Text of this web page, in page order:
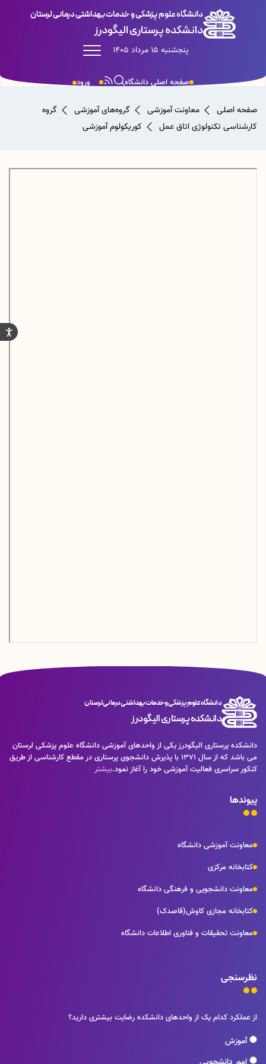
دانشگاه علوم پزشکی و خدمات بهداشتی درمانی لرستان
دانشکده پرستاری الیگودرز
پنجشنبه 15 مرداد 1405
ورود صفحه اصلی دانشگاه
صفحه اصلی معاونت آموزشی گروه‌های آموزشی
گروه
کارشناسی تکنولوژی اتاق عمل
کوریکولوم آموزشی
دانشگاه علوم پزشکی و خدمات بهداشتی درمانی لرستان
دانشکده پرستاری الیگودرز
دانشکده پرستاری الیگودرز یکی از واحدهای آموزشی دانشگاه علوم پزشکی لرستان
می باشد که از سال 1371 با پذیرش دانشجوی پرستاری در مقطع کارشناسی از طریق
کنکور سراسری فعالیت آموزشی خود را آغاز نمود.بیشتر
پیوندها
معاونت آموزشی دانشگاه
کتابخانه مرکزی
معاونت دانشجویی و فرهنگی دانشگاه
کتابخانه مجازی کاوش(قاصدک)
معاونت تحقیقات و فناوری اطلاعات دانشگاه
نظرسنجی
از عملکرد کدام یک از واحدهای دانشکده رضایت بیشتری دارید؟
آموزش